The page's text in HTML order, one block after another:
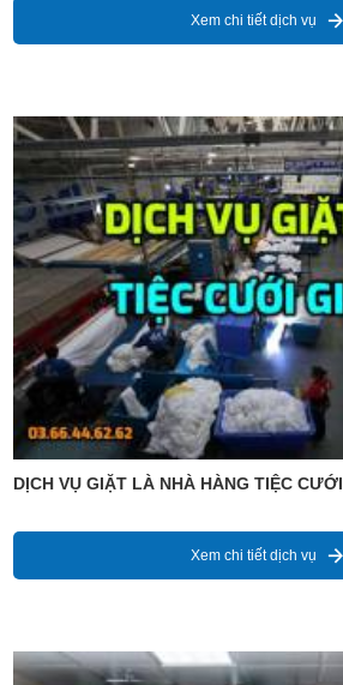
Xem chi tiết dịch vụ
DỊCH VỤ GIẶT LÀ NHÀ HÀNG TIỆC CƯỚI
Xem chi tiết dịch vụ